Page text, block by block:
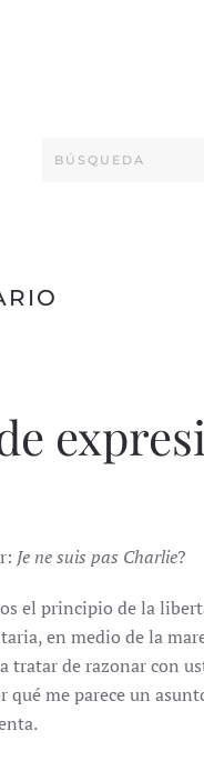
Je ne suis pas Charlie?
el principio de la
en medio de la
tratar de razonar con
qué me parece un